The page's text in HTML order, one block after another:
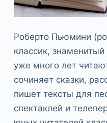
Роберто Пьюмини
классик, знаменитый
уже много лет
сочиняет сказки,
пишет тексты для
спектаклей и